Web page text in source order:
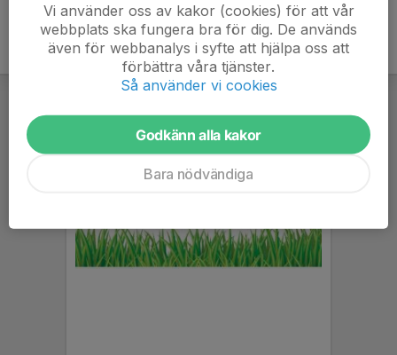
Vi använder oss av kakor (cookies) för att vår
webbplats ska fungera bra för dig. De används
även för webbanalys i syfte att hjälpa oss att
förbättra våra tjänster.
Så använder vi cookies
Godkänn alla kakor
Bara nödvändiga